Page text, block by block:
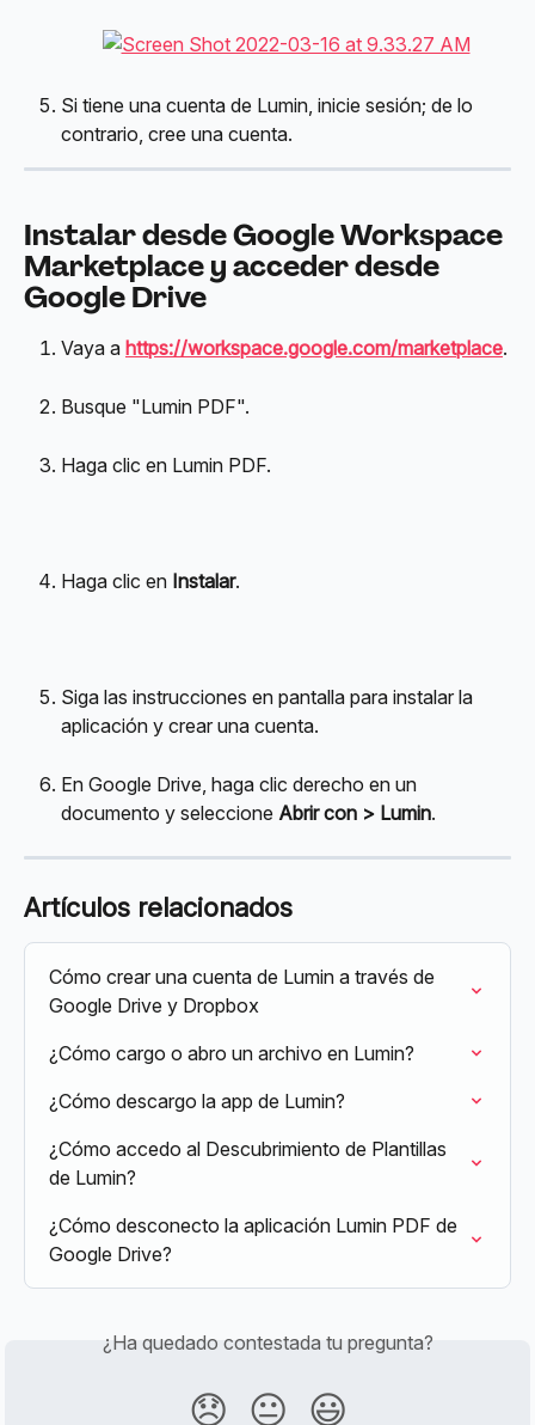
Si tiene una cuenta de Lumin, inicie sesión; de lo
contrario, cree una cuenta.
Instalar desde Google Workspace
Marketplace y acceder desde
Google Drive
Vaya a https://workspace.google.com/marketplace.
Busque "Lumin PDF".
Haga clic en Lumin PDF.
Haga clic en Instalar.
Siga las instrucciones en pantalla para instalar la
aplicación y crear una cuenta.
En Google Drive, haga clic derecho en un
documento y seleccione Abrir con > Lumin.
Artículos relacionados
Cómo crear una cuenta de Lumin a través de
Google Drive y Dropbox
¿Cómo cargo o abro un archivo en Lumin?
¿Cómo descargo la app de Lumin?
¿Cómo accedo al Descubrimiento de Plantillas
de Lumin?
¿Cómo desconecto la aplicación Lumin PDF de
Google Drive?
¿Ha quedado contestada tu pregunta?
😞 😐 😃